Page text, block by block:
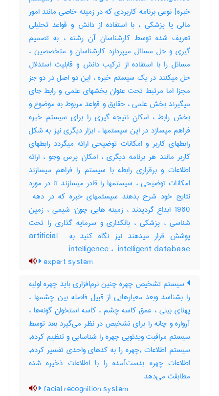
خبره] نوعی برنامه کاربردی که در زمینه خاصی مانند امور
مالی یا پزشکی ، با استفاده از دانش و قواعد تحلیلی
تعریف شده توسط کارشناسان آن رشته ، به تصمیم
گیری و حل مسائل میپردازد کارشناسان و متخصصین ،
مسائل را با استفاده از ترکیب دانش و قابلیت استدلال
حل میکنند در یک سیستم خبره ، این دو اصل در دو جز
مجزا اما مرتبط تحت عنوان بخشهای علمی و رابط جای
میگیرند بخش علمی ، حقایق و قواعد مربوط به موضوع و
بخش رابط ، امکان نتیجه گیری را برای سیستم خبره
فراهم میسازد در این سیستمها ، ابزار دیگری نیز به شکل
رابطهای کاربر و امکانات توضیحی ارائه میگردد رابطهای
کاربر مانند هر برنامه دیگری ، امکان پرس وجو ، ارائه
اطلاعات و برقراری رابطه با سیستم را فراهم میسازند
امکانات توضیحی ، سیستمها را قادر میسازند تا در مورد
1960 ابداع گردیدند ، زمینه هایی چون: شیمی ، زمین
شناسی ، پزشکی ، بانکداری و سرمایه گذاری را تحت
پوشش قرار میدهند نیز نگاه کنید به ‎artificial ‎
intelligence ، ‎ intelligent database
expert system
سیستم تشخیص چهره چنین نرم‌افزاری باید چهره اولیه
را بشناسد وبعد معیارهایی از قبیل فاصله بین چشمها ،
پهنای بینی ، عمق کاسه چشم ، کاسه استخوان گونه‌ها ،
آرواره و چانه را برای تشخیص در نظر می‌گیرد بعد توسط
سیستم مراقبت ویدئویی چهره را شناسایی و تنظیم کرده,
سیستم اطلاعات ,چهره را به کدهای واحدی تفسیر کرده,
اطلاعات چهره بدست‌آمده را با اطلاعات ذخیره شده
مطابقت می‌دهد
facial recognition system